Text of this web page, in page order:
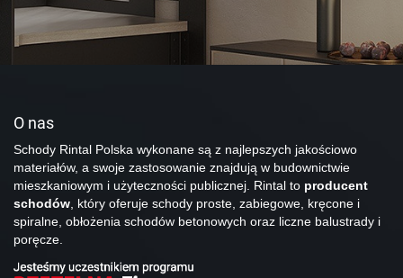
O nas
Schody Rintal Polska wykonane są z najlepszych jakościowo
materiałów, a swoje zastosowanie znajdują w budownictwie
mieszkaniowym i użyteczności publicznej. Rintal to producent
schodów, który oferuje schody proste, zabiegowe, kręcone i
spiralne, obłożenia schodów betonowych oraz liczne balustrady i
poręcze.